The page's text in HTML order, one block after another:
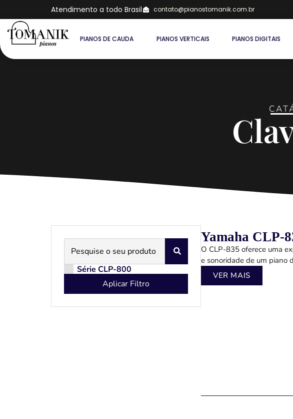
Atendimento a todo Brasil contato@pianostomanik.com.br
PIANOS DE CAUDA PIANOS VERTICAIS PIANOS DIGITAIS
Série CLP-800
Aplicar Filtro
Yamaha CLP-
O CLP-835 oferece uma
e sonoridade de um piano
VER MAIS